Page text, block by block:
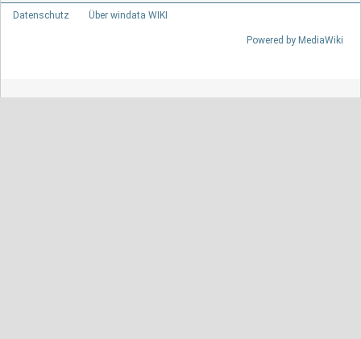
Datenschutz Über windata WIKI
Powered by MediaWiki